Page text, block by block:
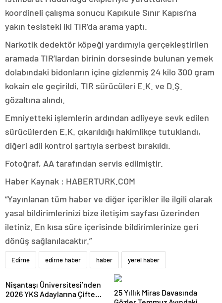
koordineli çalışma sonucu Kapıkule Sınır Kapısı’na
yakın tesisteki iki TIR’da arama yaptı.
Narkotik dedektör köpeği yardımıyla gerçekleştirilen
aramada TIR’lardan birinin dorsesinde bulunan yemek
dolabındaki bidonların içine gizlenmiş 24 kilo 300 gram
kokain ele geçirildi, TIR sürücüleri E.K. ve D.Ş.
gözaltına alındı.
Emniyetteki işlemlerin ardından adliyeye sevk edilen
sürücülerden E.K. çıkarıldığı hakimlikçe tutuklandı,
diğeri adli kontrol şartıyla serbest bırakıldı.
Fotoğraf, AA tarafından servis edilmiştir.
Haber Kaynak : HABERTURK.COM
“Yayınlanan tüm haber ve diğer içerikler ile ilgili olarak
yasal bildirimlerinizi bize iletişim sayfası üzerinden
iletiniz. En kısa süre içerisinde bildirimlerinize geri
dönüş sağlanılacaktır.”
Edirne edirne haber haber yerel haber
Nişantaşı Üniversitesi’nden
2026 YKS Adaylarına Çifte
25 Yıllık Miras Davasında